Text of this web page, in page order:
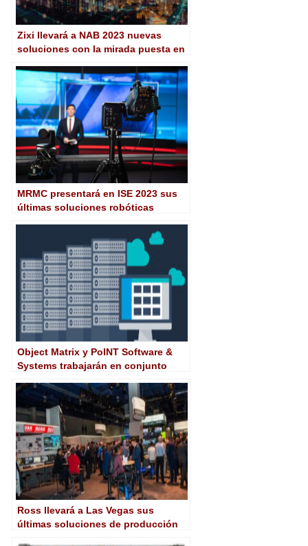
Zixi llevará a NAB 2023 nuevas
soluciones con la mirada puesta en
MRMC presentará en ISE 2023 sus
últimas soluciones robóticas
Object Matrix y PoINT Software &
Systems trabajarán en conjunto
almacenamiento
Ross llevará a Las Vegas sus
últimas soluciones de producción